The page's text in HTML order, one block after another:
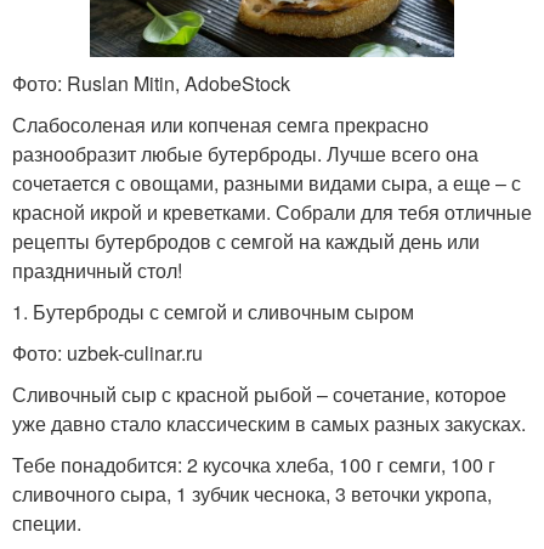
Фото: Ruslan Mitin, AdobeStock
Слабосоленая или копченая семга прекрасно
разнообразит любые бутерброды. Лучше всего она
сочетается с овощами, разными видами сыра, а еще – с
красной икрой и креветками. Собрали для тебя отличные
рецепты бутербродов с семгой на каждый день или
праздничный стол!
1. Бутерброды с семгой и сливочным сыром
Фото: uzbek-culinar.ru
Сливочный сыр с красной рыбой – сочетание, которое
уже давно стало классическим в самых разных закусках.
Тебе понадобится: 2 кусочка хлеба, 100 г семги, 100 г
сливочного сыра, 1 зубчик чеснока, 3 веточки укропа,
специи.